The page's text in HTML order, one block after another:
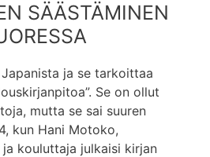
SÄÄSTÄMINEN
ja se tarkoittaa
Se on ollut
mutta se sai suuren
kun Hani Motoko,
kouluttaja julkaisi kirjan